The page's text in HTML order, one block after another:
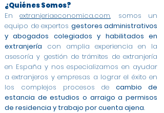
¿Quiénes Somos?
Enextranjeriaeconomica.com, somos un
equipo de expertos gestores administrativos
y abogados colegiados y habilitados en
extranjería con amplia experiencia en la
asesoría y gestión de trámites de extranjería
en España y nos especializamos en ayudar
a extranjeros y empresas a lograr el éxito en
los complejos procesos decambio de
estancia de estudios o arraigo a permisos
de residencia y trabajo por cuenta ajena.